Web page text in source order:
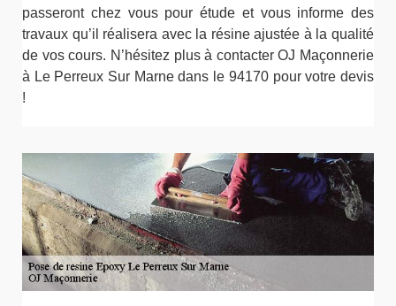
passeront chez vous pour étude et vous informe des
travaux qu’il réalisera avec la résine ajustée à la qualité
de vos cours. N’hésitez plus à contacter OJ Maçonnerie
à Le Perreux Sur Marne dans le 94170 pour votre devis
!